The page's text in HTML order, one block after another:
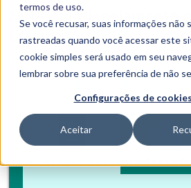
termos de uso.
Se você recusar, suas informações não
rastreadas quando você acessar este
cookie simples será usado em seu
lembrar sobre sua preferência de não
Configurações de cookies
Aceitar
MBA em Planejamento
Eventos
Investimento
Boleto bancário / PIX Cartão de